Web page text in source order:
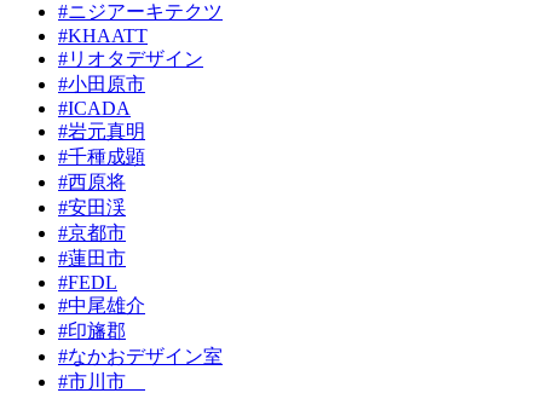
#ニジアーキテクツ
#KHAATT
#リオタデザイン
#小田原市
#ICADA
#岩元真明
#千種成顕
#西原将
#安田渓
#京都市
#蓮田市
#FEDL
#中尾雄介
#印旛郡
#なかおデザイン室
#市川市